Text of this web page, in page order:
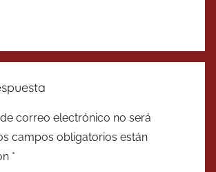
correo electrónico no será
campos obligatorios están
*